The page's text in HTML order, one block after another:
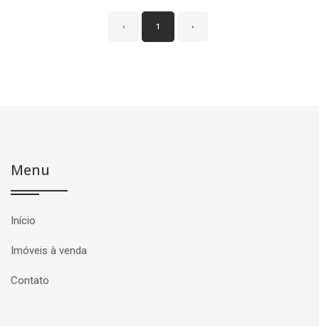
‹ 1 ›
Menu
Início
Imóveis à venda
Contato